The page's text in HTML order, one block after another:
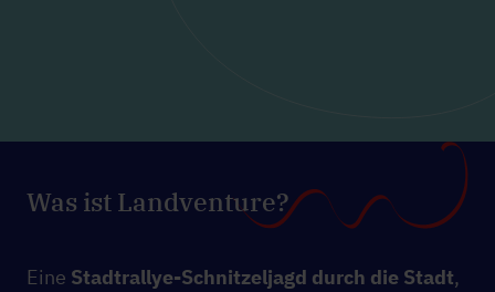
Was ist Landventure?
Eine Stadtrallye-Schnitzeljagd durch die Stadt,